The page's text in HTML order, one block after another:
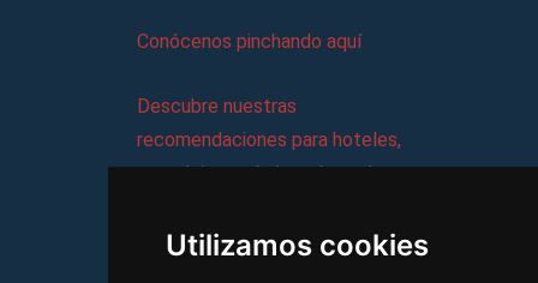
Utilizamos cookies
Conócenos pinchando aquí
Descubre nuestras
recomendaciones para hoteles,
complejos turísticos, hostales,
viajes, y mucho más!